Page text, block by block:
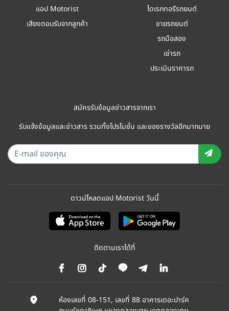
แอป Motorist
เสียงตอบรับจากลูกค้า
ไดเรกทอรีรถยนต์
ขายรถยนต์
รถมือสอง
เช่ารถ
ประเมินราคารถ
สมัครรับข้อมูลข่าวสารจากเรา
รับแจ้งข้อมูลและข่าวสาร รวมทั้งโปรโมชั่น และของรางวัลอีกมากมาย
ดาวน์โหลดแอป Motorist วันนี้
ติดตามเราได้ที่
ห้องเลขที่ 08-151, เลขที่ 88 อาคารเดอะปาร์ค